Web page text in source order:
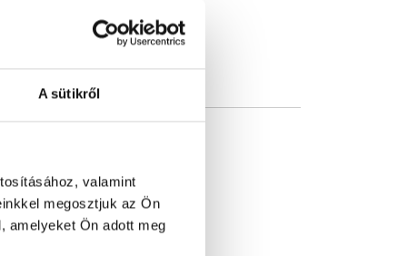
A sütikről
valamint
megosztjuk az Ön
amelyeket Ön adott meg